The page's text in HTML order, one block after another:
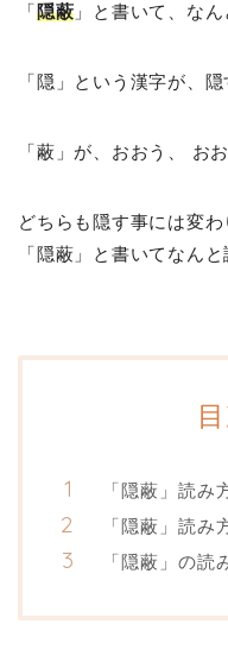
「隠蔽 」と書いて、な
「隠」という漢字が、
「蔽」が、おおう、 お
どちらも隠す事には変
「隠蔽」と書いてなん
「隠蔽」読み
「隠蔽」読み
「隠蔽」の読